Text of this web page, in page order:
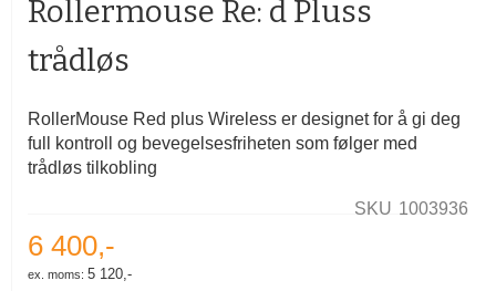
av
Rollermouse Re: d Pluss
trådløs
RollerMouse Red plus Wireless er designet for å gi deg
full kontroll og bevegelsesfriheten som følger med
trådløs tilkobling
SKU 1003936
6 400,-
5 120,-